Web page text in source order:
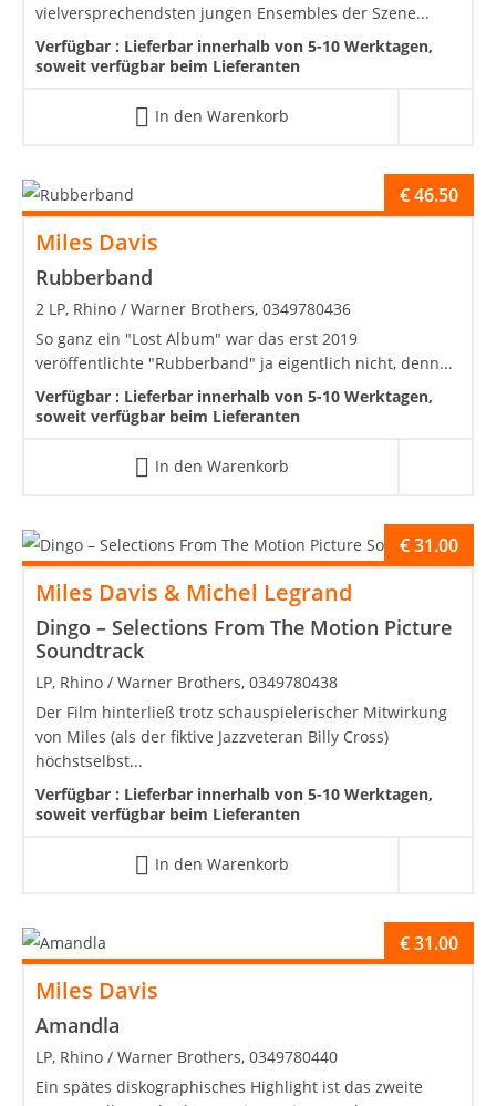
vielversprechendsten jungen Ensembles der Szene...
Verfügbar : Lieferbar innerhalb von 5-10 Werktagen,
soweit verfügbar beim Lieferanten
In den Warenkorb
Miles Davis
Rubberband
€46.50
2 LP, Rhino / Warner Brothers, 0349780436
So ganz ein "Lost Album" war das erst 2019
veröffentlichte "Rubberband" ja eigentlich nicht, denn...
Verfügbar : Lieferbar innerhalb von 5-10 Werktagen,
soweit verfügbar beim Lieferanten
In den Warenkorb
Miles Davis & Michel Legrand
Dingo – Selections From The Motion Picture
Soundtrack
€31.00
LP, Rhino / Warner Brothers, 0349780438
Der Film hinterließ trotz schauspielerischer Mitwirkung
von Miles (als der fiktive Jazzveteran Billy Cross)
höchstselbst...
Verfügbar : Lieferbar innerhalb von 5-10 Werktagen,
soweit verfügbar beim Lieferanten
In den Warenkorb
Miles Davis
Amandla
€31.00
LP, Rhino / Warner Brothers, 0349780440
Ein spätes diskographisches Highlight ist das zweite